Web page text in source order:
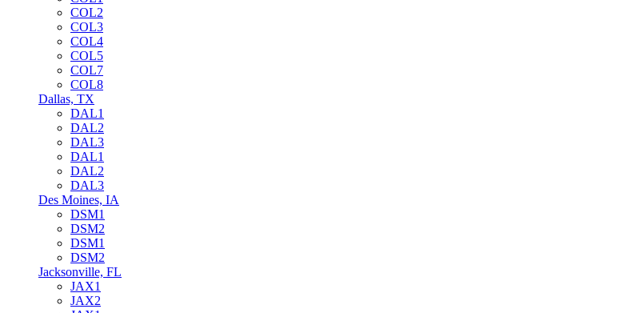
COL2
COL3
COL4
COL5
COL7
COL8
Dallas, TX
DAL1
DAL2
DAL3
DAL1
DAL2
DAL3
Des Moines, IA
DSM1
DSM2
DSM1
DSM2
Jacksonville, FL
JAX1
JAX2